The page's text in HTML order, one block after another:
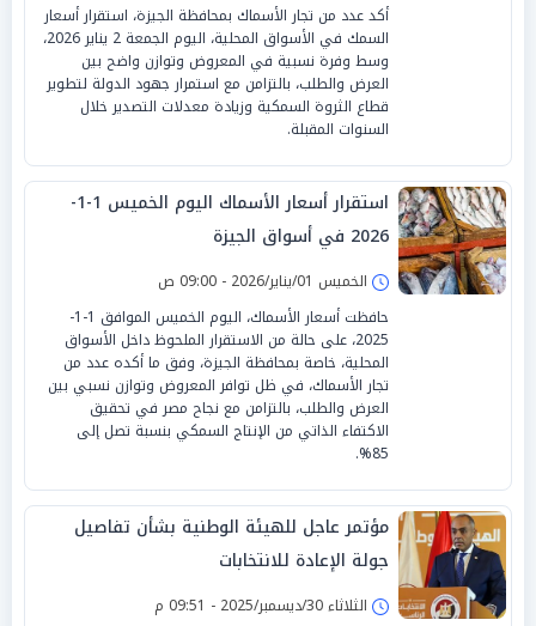
أكد عدد من تجار الأسماك بمحافظة الجيزة، استقرار أسعار
السمك في الأسواق المحلية، اليوم الجمعة 2 يناير 2026،
وسط وفرة نسبية في المعروض وتوازن واضح بين
العرض والطلب، بالتزامن مع استمرار جهود الدولة لتطوير
قطاع الثروة السمكية وزيادة معدلات التصدير خلال
السنوات المقبلة.
استقرار أسعار الأسماك اليوم الخميس 1-1-
2026 في أسواق الجيزة
الخميس 01/يناير/2026 - 09:00 ص
حافظت أسعار الأسماك، اليوم الخميس الموافق 1-1-
2025، على حالة من الاستقرار الملحوظ داخل الأسواق
المحلية، خاصة بمحافظة الجيزة، وفق ما أكده عدد من
تجار الأسماك، في ظل توافر المعروض وتوازن نسبي بين
العرض والطلب، بالتزامن مع نجاح مصر في تحقيق
الاكتفاء الذاتي من الإنتاج السمكي بنسبة تصل إلى
85%.
مؤتمر عاجل للهيئة الوطنية بشأن تفاصيل
جولة الإعادة للانتخابات
الثلاثاء 30/ديسمبر/2025 - 09:51 م